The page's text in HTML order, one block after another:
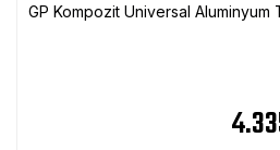
GP Kompozit Universal Aluminyum